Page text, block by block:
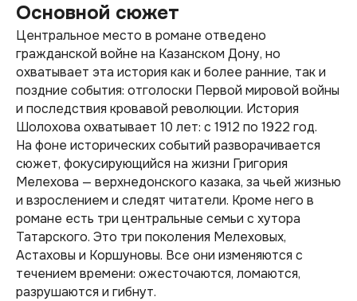
Основной сюжет
Центральное место в романе отведено
гражданской войне на Казанском Дону, но
охватывает эта история как и более ранние, так и
поздние события: отголоски Первой мировой войны
и последствия кровавой революции. История
Шолохова охватывает 10 лет: с 1912 по 1922 год.
На фоне исторических событий разворачивается
сюжет, фокусирующийся на жизни Григория
Мелехова — верхнедонского казака, за чьей жизнью
и взрослением и следят читатели. Кроме него в
романе есть три центральные семьи с хутора
Татарского. Это три поколения Мелеховых,
Астаховы и Коршуновы. Все они изменяются с
течением времени: ожесточаются, ломаются,
разрушаются и гибнут.